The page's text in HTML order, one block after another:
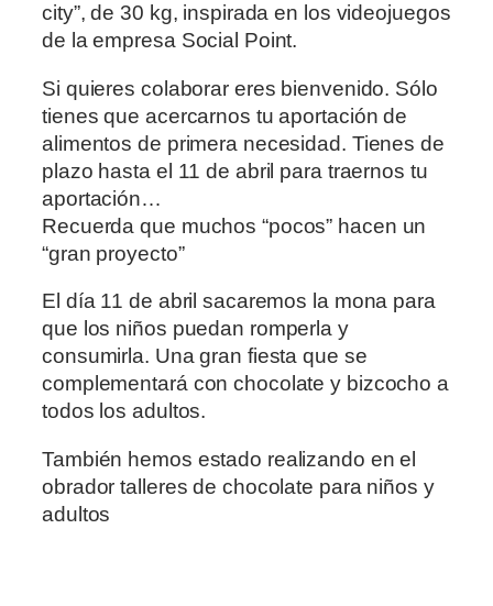
city”, de 30 kg, inspirada en los videojuegos
de la empresa Social Point.
Si quieres colaborar eres bienvenido. Sólo
tienes que acercarnos tu aportación de
alimentos de primera necesidad. Tienes de
plazo hasta el 11 de abril para traernos tu
aportación…
Recuerda que muchos “pocos” hacen un
“gran proyecto”
El día 11 de abril sacaremos la mona para
que los niños puedan romperla y
consumirla. Una gran fiesta que se
complementará con chocolate y bizcocho a
todos los adultos.
También hemos estado realizando en el
obrador talleres de chocolate para niños y
adultos